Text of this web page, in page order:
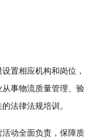
置相应机构和岗位，
事物流质量管理、验
法律法规培训。
动全面负责，保障质